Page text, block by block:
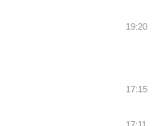
19:20
17:15